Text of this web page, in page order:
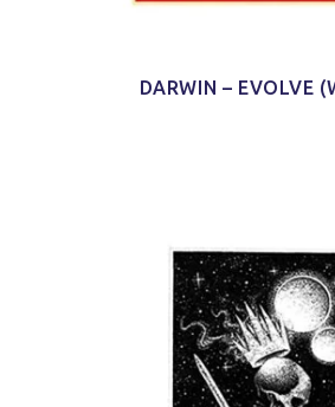
DARWIN – EVOLVE